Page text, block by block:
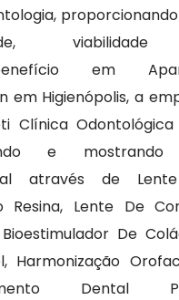
em
em Higienópolis, a
Clínica
e mostrando
através de
Resina, Lente De
De
Harmonização
Dental